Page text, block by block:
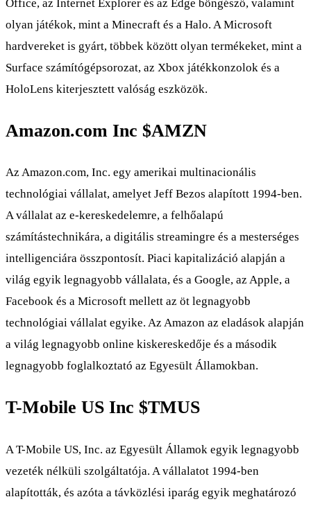
Office, az Internet Explorer és az Edge böngésző, valamint
olyan játékok, mint a Minecraft és a Halo. A Microsoft
hardvereket is gyárt, többek között olyan termékeket, mint a
Surface számítógépsorozat, az Xbox játékkonzolok és a
HoloLens kiterjesztett valóság eszközök.
Amazon.com Inc $AMZN
Az Amazon.com, Inc. egy amerikai multinacionális
technológiai vállalat, amelyet Jeff Bezos alapított 1994-ben.
A vállalat az e-kereskedelemre, a felhőalapú
számítástechnikára, a digitális streamingre és a mesterséges
intelligenciára összpontosít. Piaci kapitalizáció alapján a
világ egyik legnagyobb vállalata, és a Google, az Apple, a
Facebook és a Microsoft mellett az öt legnagyobb
technológiai vállalat egyike. Az Amazon az eladások alapján
a világ legnagyobb online kiskereskedője és a második
legnagyobb foglalkoztató az Egyesült Államokban.
T-Mobile US Inc $TMUS
A T-Mobile US, Inc. az Egyesült Államok egyik legnagyobb
vezeték nélküli szolgáltatója. A vállalatot 1994-ben
alapították, és azóta a távközlési iparág egyik meghatározó